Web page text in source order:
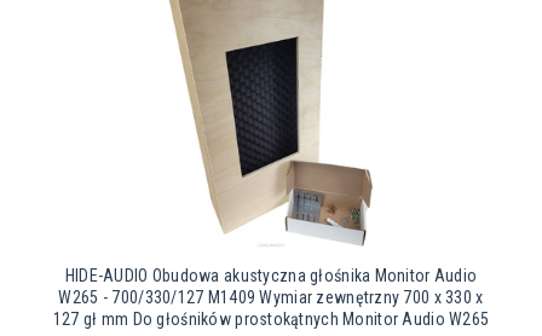
HIDE-AUDIO Obudowa akustyczna głośnika Monitor Audio
W265 - 700/330/127 M1409 Wymiar zewnętrzny 700 x 330 x
127 gł mm Do głośników prostokątnych Monitor Audio W265